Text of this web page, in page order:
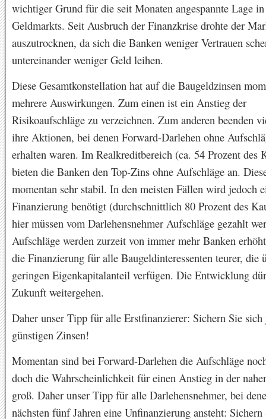
wichtiger Grund für die seit Monaten angespannte Lage
Geldmarkts. Seit Ausbruch der Finanzkrise drohte der
auszutrocknen, da sich die Banken weniger Vertrauen
untereinander weniger Geld leihen.
Diese Gesamtkonstellation hat auf die Baugeldzinsen
mehrere Auswirkungen. Zum einen ist ein Anstieg der
Risikoaufschläge zu verzeichnen. Zum anderen beenden
ihre Aktionen, bei denen Forward-Darlehen ohne
erhalten waren. Im Realkreditbereich (ca. 54 Prozent des
bieten die Banken den Top-Zins ohne Aufschläge an.
momentan sehr stabil. In den meisten Fällen wird jedoch
Finanzierung benötigt (durchschnittlich 80 Prozent des
hier müssen vom Darlehensnehmer Aufschläge gezahlt
Aufschläge werden zurzeit von immer mehr Banken
die Finanzierung für alle Baugeldinteressenten teurer, die
geringen Eigenkapitalanteil verfügen. Die Entwicklung
Zukunft weitergehen.
Daher unser Tipp für alle Erstfinanzierer: Sichern Sie
günstigen Zinsen!
Momentan sind bei Forward-Darlehen die Aufschläge
doch die Wahrscheinlichkeit für einen Anstieg in der
groß. Daher unser Tipp für alle Darlehensnehmer, bei
nächsten fünf Jahren eine Unfinanzierung ansteht: